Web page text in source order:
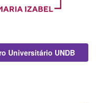
Universitário UNDB